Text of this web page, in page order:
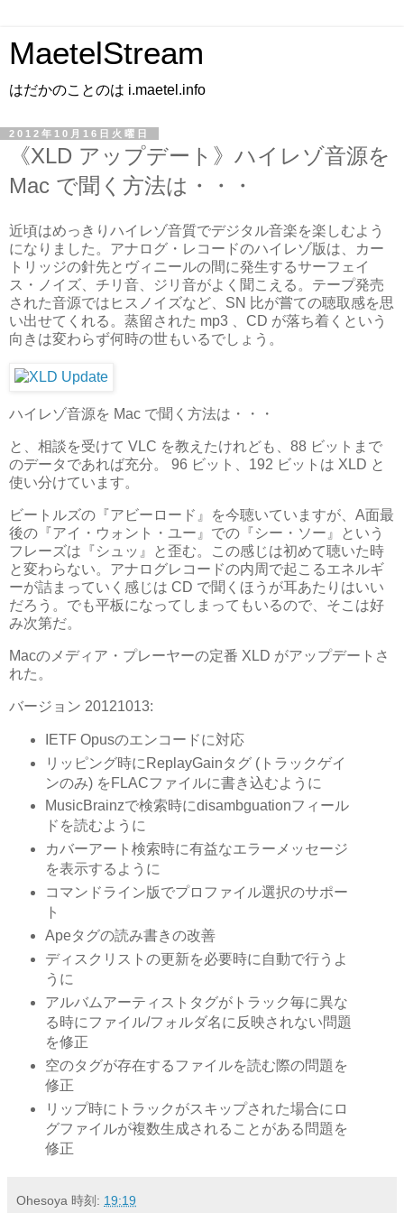
MaetelStream
はだかのことのは i.maetel.info
2012年10月16日火曜日
《XLD アップデート》ハイレゾ音源を
Mac で聞く方法は・・・
近頃はめっきりハイレゾ音質でデジタル音楽を楽しむよう
になりました。アナログ・レコードのハイレゾ版は、カー
トリッジの針先とヴィニールの間に発生するサーフェイ
ス・ノイズ、チリ音、ジリ音がよく聞こえる。テープ発売
された音源ではヒスノイズなど、SN 比が嘗ての聴取感を思
い出せてくれる。蒸留された mp3 、CD が落ち着くという
向きは変わらず何時の世もいるでしょう。
ハイレゾ音源を Mac で聞く方法は・・・
と、相談を受けて VLC を教えたけれども、88 ビットまで
のデータであれば充分。 96 ビット、192 ビットは XLD と
使い分けています。
ビートルズの『アビーロード』を今聴いていますが、A面最
後の『アイ・ウォント・ユー』での『シー・ソー』という
フレーズは『シュッ』と歪む。この感じは初めて聴いた時
と変わらない。アナログレコードの内周で起こるエネルギ
ーが詰まっていく感じは CD で聞くほうが耳あたりはいい
だろう。でも平板になってしまってもいるので、そこは好
み次第だ。
Macのメディア・プレーヤーの定番 XLD がアップデートさ
れた。
バージョン 20121013:
IETF Opusのエンコードに対応
リッピング時にReplayGainタグ (トラックゲイ
ンのみ) をFLACファイルに書き込むように
MusicBrainzで検索時にdisambguationフィール
ドを読むように
カバーアート検索時に有益なエラーメッセージ
を表示するように
コマンドライン版でプロファイル選択のサポー
ト
Apeタグの読み書きの改善
ディスクリストの更新を必要時に自動で行うよ
うに
アルバムアーティストタグがトラック毎に異な
る時にファイル/フォルダ名に反映されない問題
を修正
空のタグが存在するファイルを読む際の問題を
修正
リップ時にトラックがスキップされた場合にロ
グファイルが複数生成されることがある問題を
修正
Ohesoya 時刻: 19:19